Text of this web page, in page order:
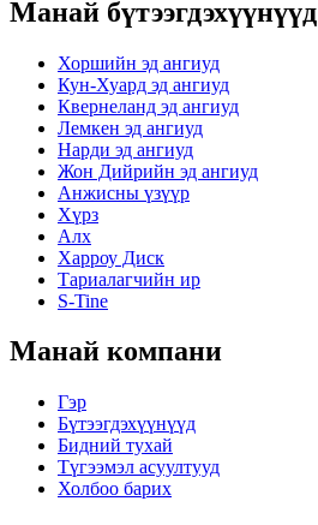
Манай бүтээгдэхүүнүүд
Хоршийн эд ангиуд
Кун-Хуард эд ангиуд
Квернеланд эд ангиуд
Лемкен эд ангиуд
Нарди эд ангиуд
Жон Дийрийн эд ангиуд
Анжисны үзүүр
Хүрз
Алх
Харроу Диск
Тариалагчийн ир
S-Tine
Манай компани
Гэр
Бүтээгдэхүүнүүд
Бидний тухай
Түгээмэл асуултууд
Холбоо барих